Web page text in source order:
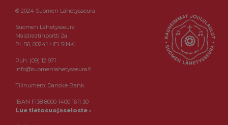
© 2024 Suomen Lähetysseura
Suomen Lähetysseura
Maistraatinportti 2a
PL 56, 00241 HELSINKI
Puh. (09) 12 971
info@suomenlahetysseura.fi
Tilinumero: Danske Bank
IBAN FI38 8000 1400 1611 30
Lue tietosuojaseloste ›